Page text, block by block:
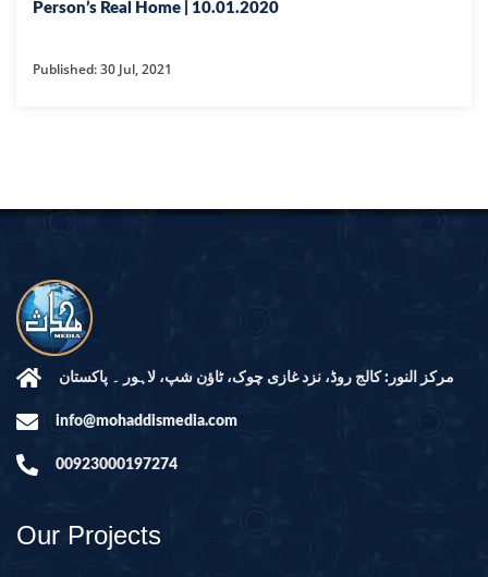
Person’s Real Home | 10.01.2020
Published: 30 Jul, 2021
مرکز النور: کالج روڈ، نزد غازی چوک، ٹاؤن شپ، لاہور ۔ پاکستان
info@mohaddismedia.com
00923000197274
Our Projects